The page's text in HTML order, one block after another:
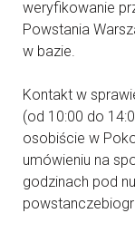
weryfikowanie
Powstania
w bazie.
Kontakt w
(od 10:00 do
osobiście w
umówieniu na
godzinach pod